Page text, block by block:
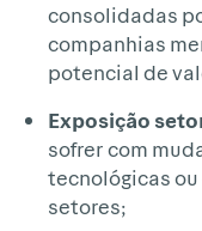
consolidadas
companhias
potencial de
Exposição
sofrer com
tecnológicas
setores;